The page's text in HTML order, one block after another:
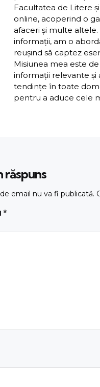
Facultatea de Litere
online, acoperind o
afaceri și multe
informații, am o
reușind să captez
Misiunea mea este
informații relevante și
tendințe în toate
pentru a aduce cele
răspuns
email nu va fi publicată.
*